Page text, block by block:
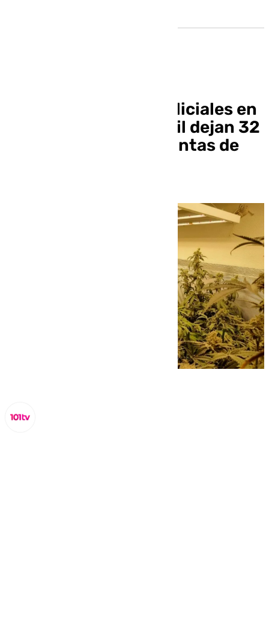
Ocho operaciones policiales en
Granada, Baza y Motril dejan 32
detenidos y 7.400 plantas de